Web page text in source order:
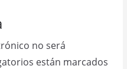
no será
están marcados